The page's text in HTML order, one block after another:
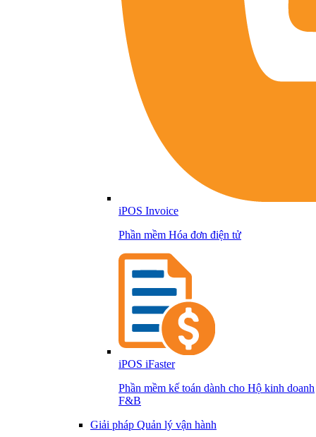
iPOS Invoice
Phần mềm Hóa đơn điện tử
iPOS iFaster
Phần mềm kế toán dành cho Hộ kinh doanh
F&B
Giải pháp Quản lý vận hành